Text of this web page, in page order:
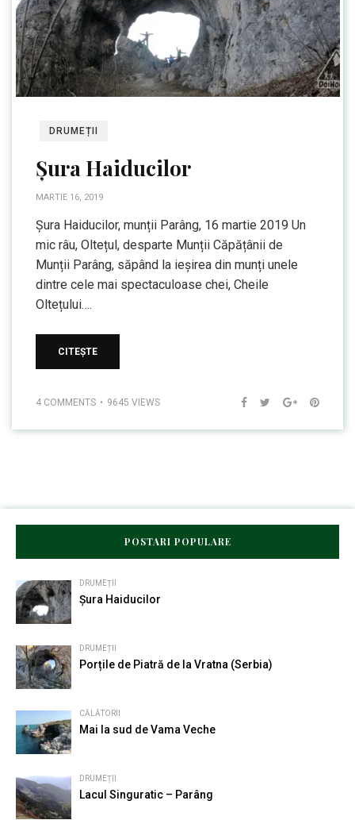
DRUMEȚII
Șura Haiducilor
MARTIE 16, 2019
Șura Haiducilor, munții Parâng, 16 martie 2019 Un
mic râu, Oltețul, desparte Munții Căpățânii de
Munții Parâng, săpând la ieșirea din munți unele
dintre cele mai spectaculoase chei, Cheile
Oltețului….
CITEȘTE
4 COMMENTS 9645 VIEWS
POSTARI POPULARE
DRUMEȚII
Șura Haiducilor
DRUMEȚII
Porțile de Piatră de la Vratna (Serbia)
CĂLĂTORII
Mai la sud de Vama Veche
DRUMEȚII
Lacul Singuratic – Parâng